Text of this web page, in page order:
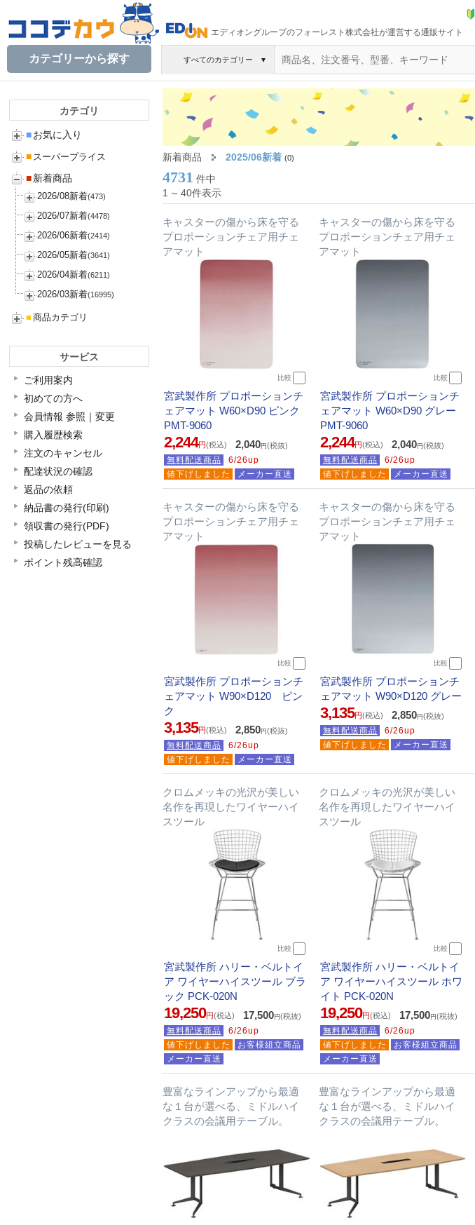
エディオングループのフォーレスト株式会社が運営する通販サイト
すべてのカテゴリー ▼
カテゴリーから探す
カテゴリ
■お気に入り
■ スーパープライス
■新着商品
2026/08新着(473)
2026/07新着(4478)
2026/06新着(2414)
2026/05新着(3641)
2026/04新着(6211)
2026/03新着(16995)
■ 商品カテゴリ
サービス
ご利用案内
初めての方へ
会員情報 参照｜変更
購入履歴検索
注文のキャンセル
配達状況の確認
返品の依頼
納品書の発行(印刷)
領収書の発行(PDF)
投稿したレビューを見る
ポイント残高確認
新着商品 2025/06新着 (0)
4731 件中
1 ～ 40件表示
キャスターの傷から床を守る
プロポーションチェア用チェ
アマット
比較
宮武製作所 プロポーションチ
ェアマット W60×D90 ピンク
PMT-9060
2,244円(税込) 2,040円(税抜)
無料配送商品
6/26up
値下げしました
メーカー直送
キャスターの傷から床を守る
プロポーションチェア用チェ
アマット
比較
宮武製作所 プロポーションチ
ェアマット W60×D90 グレー
PMT-9060
2,244円(税込) 2,040円(税抜)
無料配送商品
6/26up
値下げしました
メーカー直送
キャスターの傷から床を守る
プロポーションチェア用チェ
アマット
比較
宮武製作所 プロポーションチ
ェアマット W90×D120 ピン
ク
3,135円(税込) 2,850円(税抜)
無料配送商品
6/26up
値下げしました
メーカー直送
キャスターの傷から床を守る
プロポーションチェア用チェ
アマット
比較
宮武製作所 プロポーションチ
ェアマット W90×D120 グレー
3,135円(税込) 2,850円(税抜)
無料配送商品
6/26up
値下げしました
メーカー直送
クロムメッキの光沢が美しい
名作を再現したワイヤーハイ
スツール
比較
宮武製作所 ハリー・ベルトイ
ア ワイヤーハイスツール ブラ
ック PCK-020N
19,250円(税込) 17,500円(税抜)
無料配送商品
6/26up
値下げしました
お客様組立商品
メーカー直送
クロムメッキの光沢が美しい
名作を再現したワイヤーハイ
スツール
比較
宮武製作所 ハリー・ベルトイ
ア ワイヤーハイスツール ホワ
イト PCK-020N
19,250円(税込) 17,500円(税抜)
無料配送商品
6/26up
値下げしました
お客様組立商品
メーカー直送
豊富なラインアップから最適
な１台が選べる、ミドルハイ
クラスの会議用テーブル。
豊富なラインアップから最適
な１台が選べる、ミドルハイ
クラスの会議用テーブル。